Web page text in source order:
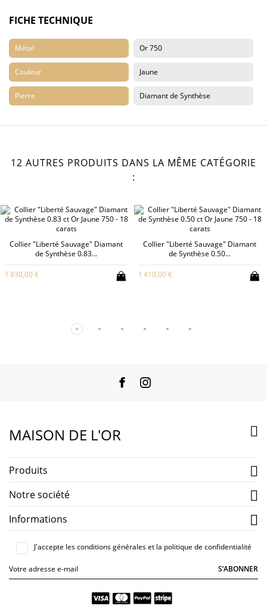
FICHE TECHNIQUE
Métal Or 750
Couleur Jaune
Pierre Diamant de Synthèse
12 AUTRES PRODUITS DANS LA MÊME CATÉGORIE
:
Collier "Liberté Sauvage" Diamant
de Synthèse 0.83...
1 830,00 €
Collier "Liberté Sauvage" Diamant
de Synthèse 0.50...
1 410,00 €
FacebookInstagram
MAISON DE L'OR 
Produits 
Notre société 
Informations 
J'accepte les conditions générales et la politique de confidentialité
S’ABONNER